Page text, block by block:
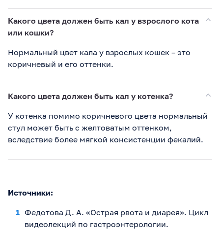
Какого цвета должен быть кал у взрослого кота
или кошки?
Нормальный цвет кала у взрослых кошек – это
коричневый и его оттенки.
Какого цвета должен быть кал у котенка?
У котенка помимо коричневого цвета нормальный
стул может быть с желтоватым оттенком,
вследствие более мягкой консистенции фекалий.
Источники:
Федотова Д. А. «Острая рвота и диарея». Цикл
видеолекций по гастроэнтерологии.